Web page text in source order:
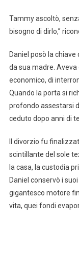
Tammy ascoltò,
bisogno di dirlo,”
Daniel posò la
da sua madre.
economico, di
Quando la porta si
profondo assestarsi
ceduto dopo anni di
Il divorzio fu
scintillante del sole
la casa, la custodia
Daniel conservò i
gigantesco motore
vita, quei fondi